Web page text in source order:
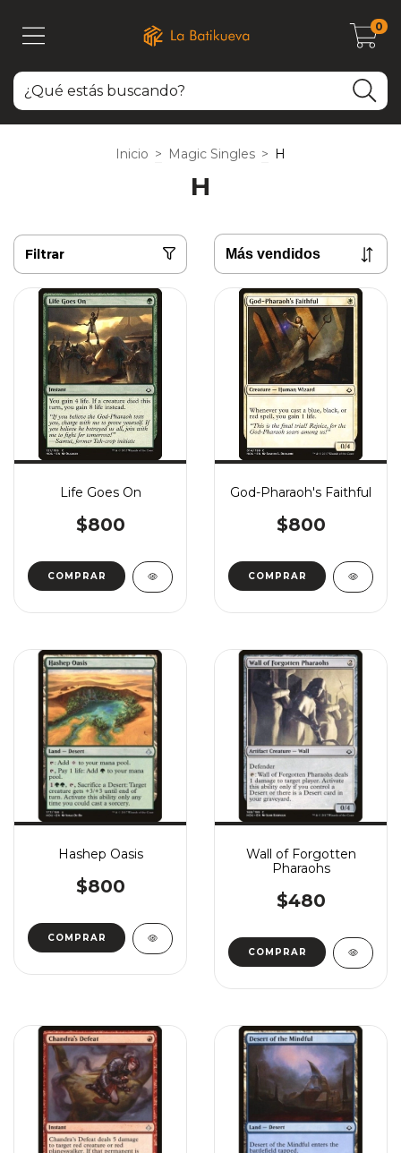
0
Inicio > Magic Singles > H
H
Filtrar
Life Goes On
$800
COMPRAR
God-Pharaoh's Faithful
$800
COMPRAR
Hashep Oasis
$800
COMPRAR
Wall of Forgotten
Pharaohs
$480
COMPRAR